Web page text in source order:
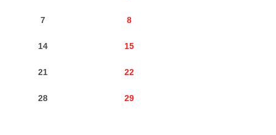
7 8
14 15
21 22
28 29